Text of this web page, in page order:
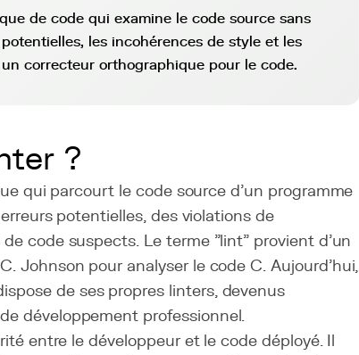
de code qui examine le code source sans
les incohérences de style et les
correcteur orthographique pour le code.
?
qui parcourt le code source d'un programme
potentielles, des violations de
code suspects. Le terme "lint" provient d'un
Johnson pour analyser le code C. Aujourd'hui,
de ses propres linters, devenus
développement professionnel.
entre le développeur et le code déployé. Il